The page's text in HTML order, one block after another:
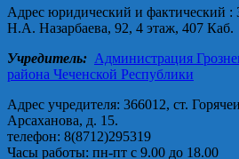
Адрес юридический и фактический :
Н.А. Назарбаева, 92, 4 этаж, 407 Каб.
Учредитель: Администрация
района Чеченской Республики
Адрес учредителя: 366012, ст.
Арсаханова, д. 15.
телефон: 8(8712)295319
Часы работы: пн-пт с 9.00 до 18.00